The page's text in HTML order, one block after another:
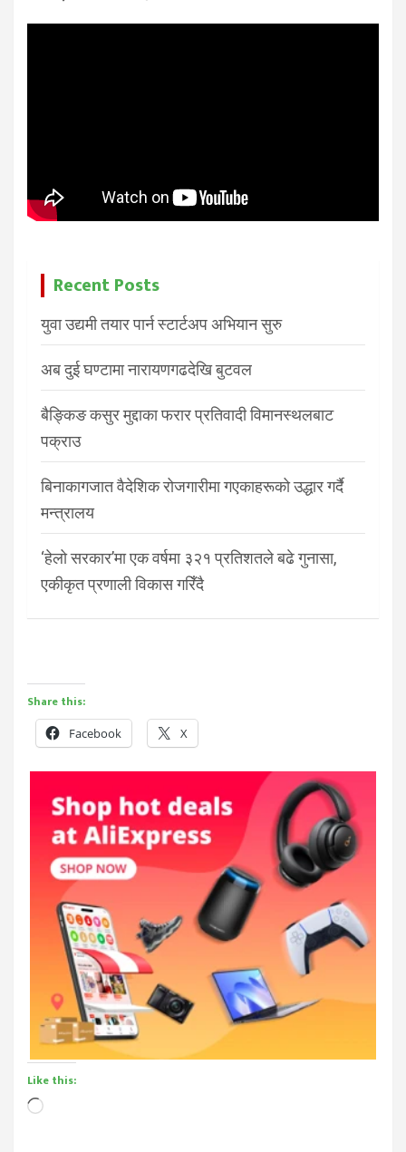
Recent Posts
युवा उद्यमी तयार पार्न स्टार्टअप अभियान सुरु
अब दुई घण्टामा नारायणगढदेखि बुटवल
बैङ्किङ कसुर मुद्दाका फरार प्रतिवादी विमानस्थलबाट
पक्राउ
बिनाकागजात वैदेशिक रोजगारीमा गएकाहरूको उद्धार गर्दै
मन्त्रालय
‘हेलो सरकार’मा एक वर्षमा ३२१ प्रतिशतले बढे गुनासा,
एकीकृत प्रणाली विकास गरिँदै
Share this:
Facebook X
Like this:
Loading…